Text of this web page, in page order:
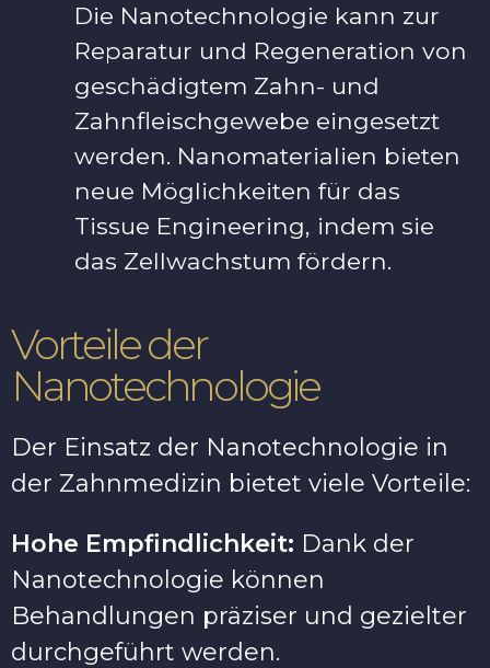
Die Nanotechnologie kann zur
Reparatur und Regeneration von
geschädigtem Zahn- und
Zahnfleischgewebe eingesetzt
werden. Nanomaterialien bieten
neue Möglichkeiten für das
Tissue Engineering, indem sie
das Zellwachstum fördern.
Vorteile der
Nanotechnologie
Der Einsatz der Nanotechnologie in
der Zahnmedizin bietet viele Vorteile:
Hohe Empfindlichkeit: Dank der
Nanotechnologie können
Behandlungen präziser und gezielter
durchgeführt werden.